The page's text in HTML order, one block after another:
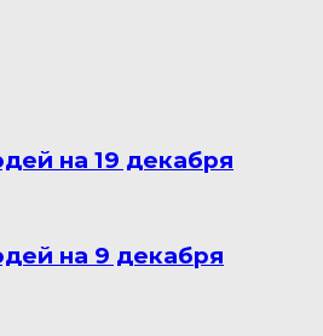
на 19 декабря
на 9 декабря